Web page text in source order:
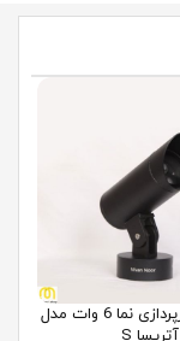
چراغ LED نورپردازی نما 6 وات مدل
آتریسا S